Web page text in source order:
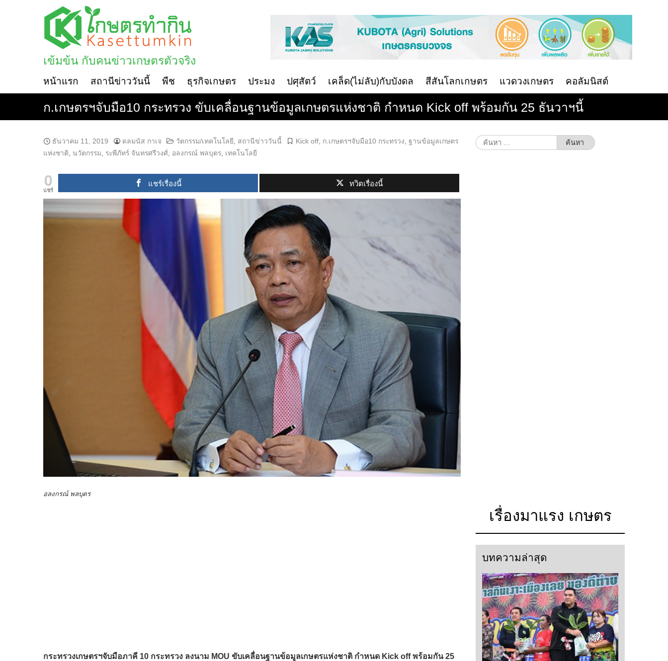
เข้มข้น กับคนข่าวเกษตรตัวจริง
หน้าแรก สถานีข่าววันนี้ พืช ธุรกิจเกษตร ประมง ปศุสัตว์ เคล็ด(ไม่ลับ)กับบังดล สีสันโลกเกษตร แวดวงเกษตร คอลัมนิสต์
ก.เกษตรฯจับมือ10 กระทรวง ขับเคลื่อนฐานข้อมูลเกษตรแห่งชาติ กำหนด Kick off พร้อมกัน 25 ธันวาฯนี้
ธันวาคม 11, 2019 ดลมนัส กาเจ วัตกรรม/เทคโนโลยี สถานีข่าววันนี้ Kick off ก.เกษตรฯจับมือ10 กระทรวง ฐานข้อมูลเกษตร
แห่งชาติ
นวัตกรรม ระพีภัทร์ จันทรศรีวงศ์ อลงกรณ์ พลบุตร เทคโนโลยี
0
แชร์
แชร์เรื่องนี้ ทวิตเรื่องนี้
อลงกรณ์ พลบุตร
กระทรวงเกษตรฯจับมือภาคี 10 กระทรวง ลงนาม MOU ขับเคลื่อนฐานข้อมูลเกษตรแห่งชาติ กำหนด Kick offพร้อมกัน 25
ค้นหา
สำหรับ:
เรื่องมาแรง เกษตร
บทความล่าสุด